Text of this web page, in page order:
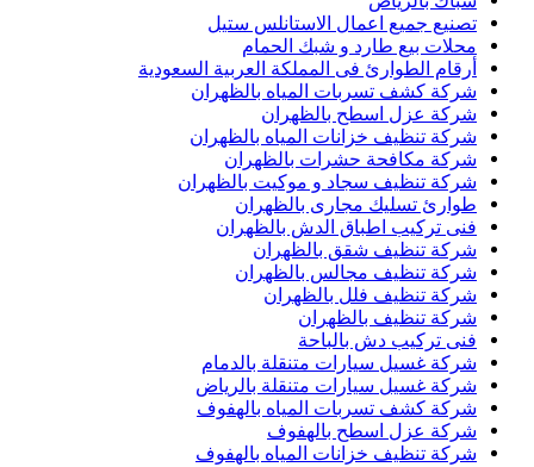
تصنيع جميع اعمال الاستانلس ستيل
محلات بيع طارد و شبك الحمام
أرقام الطوارئ فى المملكة العربية السعودية
شركة كشف تسربات المياه بالظهران
شركة عزل اسطح بالظهران
شركة تنظيف خزانات المياه بالظهران
شركة مكافحة حشرات بالظهران
شركة تنظيف سجاد و موكيت بالظهران
طوارئ تسليك مجارى بالظهران
فنى تركيب اطباق الدش بالظهران
شركة تنظيف شقق بالظهران
شركة تنظيف مجالس بالظهران
شركة تنظيف فلل بالظهران
شركة تنظيف بالظهران
فنى تركيب دش بالباحة
شركة غسيل سيارات متنقلة بالدمام
شركة غسيل سيارات متنقلة بالرياض
شركة كشف تسربات المياه بالهفوف
شركة عزل اسطح بالهفوف
شركة تنظيف خزانات المياه بالهفوف